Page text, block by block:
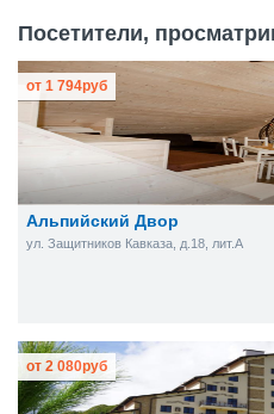
Посетители,
Альпийский Двор
ул. Защитников Кавказа, д.18, лит.А
от 1 794руб
от 2 080руб